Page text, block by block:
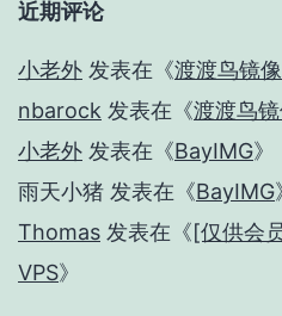
近期评论
小老外 发表在《渡渡鸟镜
nbarock 发表在《渡渡鸟
小老外 发表在《BayIMG》
雨天小猪 发表在《BayIMG
Thomas 发表在《[仅供会
VPS》